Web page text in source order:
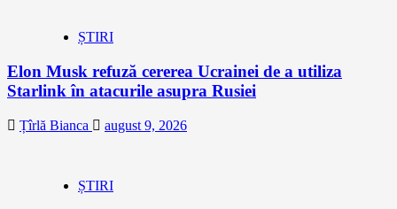
ȘTIRI
Elon Musk refuză cererea Ucrainei de a utiliza
Starlink în atacurile asupra Rusiei
Țîrlă Bianca august 9, 2026
ȘTIRI